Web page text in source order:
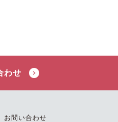
わせ
お問い合わせ